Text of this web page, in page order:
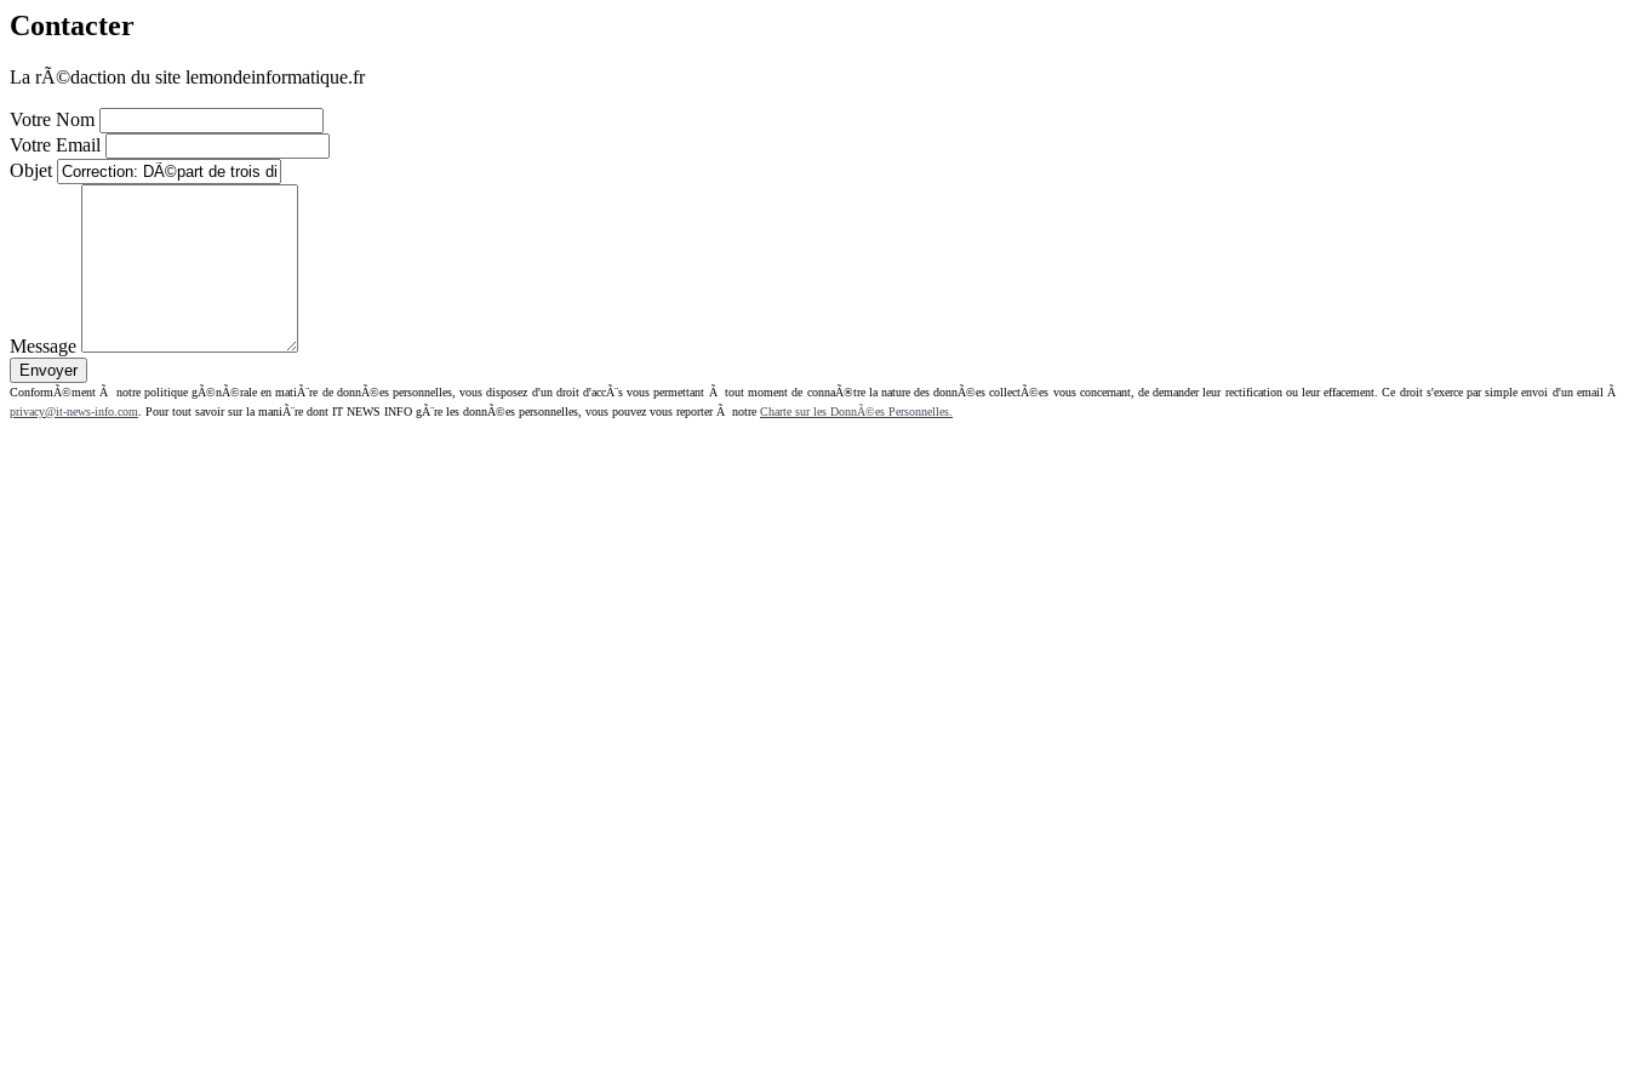
Contacter
La rÃ©daction du site lemondeinformatique.fr
Votre Nom
Votre Email
Objet
Message
ConformÃ©ment Ã notre politique gÃ©nÃ©rale en matiÃ¨re de donnÃ©es personnelles, vous disposez d'un droit d'accÃ¨s vous permettant Ã tout moment de connaÃ®tre la nature des donnÃ©es collectÃ©es vous concernant, de demander leur rectification ou leur effacement. Ce droit s'exerce par simple envoi d'un email Ã
privacy@it-news-info.com . Pour tout savoir sur la maniÃ¨re dont IT NEWS INFO gÃ¨re les donnÃ©es personnelles, vous pouvez vous reporter Ã notre Charte sur les DonnÃ©es Personnelles.